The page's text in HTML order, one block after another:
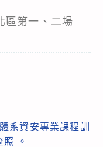
區第一、二場
系資安專業課程訓
。